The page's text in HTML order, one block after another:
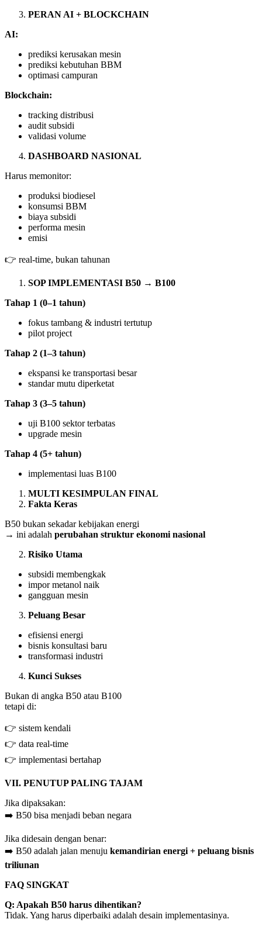
PERAN AI + BLOCKCHAIN
AI:
prediksi kerusakan mesin
prediksi kebutuhan BBM
optimasi campuran
Blockchain:
tracking distribusi
audit subsidi
validasi volume
DASHBOARD NASIONAL
Harus memonitor:
produksi biodiesel
konsumsi BBM
biaya subsidi
performa mesin
emisi
👉 real-time, bukan tahunan
SOP IMPLEMENTASI B50 → B100
Tahap 1 (0–1 tahun)
fokus tambang & industri tertutup
pilot project
Tahap 2 (1–3 tahun)
ekspansi ke transportasi besar
standar mutu diperketat
Tahap 3 (3–5 tahun)
uji B100 sektor terbatas
upgrade mesin
Tahap 4 (5+ tahun)
implementasi luas B100
MULTI KESIMPULAN FINAL
Fakta Keras
B50 bukan sekadar kebijakan energi
→ ini adalah perubahan struktur ekonomi nasional
Risiko Utama
subsidi membengkak
impor metanol naik
gangguan mesin
Peluang Besar
efisiensi energi
bisnis konsultasi baru
transformasi industri
Kunci Sukses
Bukan di angka B50 atau B100
tetapi di:
👉 sistem kendali
👉 data real-time
👉 implementasi bertahap
VII. PENUTUP PALING TAJAM
Jika dipaksakan:
➡️ B50 bisa menjadi beban negara
Jika didesain dengan benar:
➡️ B50 adalah jalan menuju kemandirian energi + peluang bisnis
triliunan
FAQ SINGKAT
Q: Apakah B50 harus dihentikan?
Tidak. Yang harus diperbaiki adalah desain implementasinya.